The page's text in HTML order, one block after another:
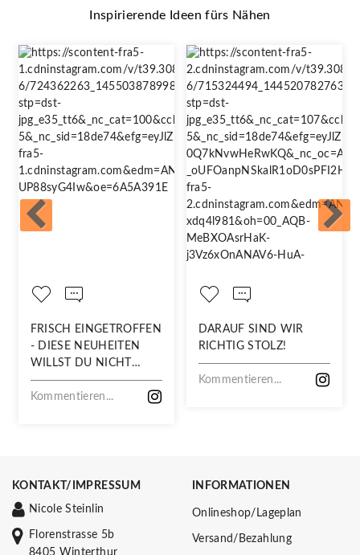
Inspirierende Ideen fürs Nähen
FRISCH EINGETROFFEN
- DIESE NEUHEITEN
WILLST DU NICHT
VERPASSEN!
Kommentieren...
DARAUF SIND WIR
RICHTIG STOLZ!
Kommentieren...
KONTAKT/IMPRESSUM
Nicole Steinlin
Florenstrasse 5b
8405 Winterthur
INFORMATIONEN
Onlineshop/Lageplan
Versand/Bezahlung